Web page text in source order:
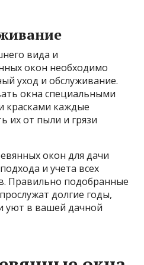
вида и
окон необходимо
уход и обслуживание.
окна специальными
красками каждые
их от пыли и грязи
окон для дачи
и учета всех
Правильно подобранные
долгие годы,
уют в вашей дачной